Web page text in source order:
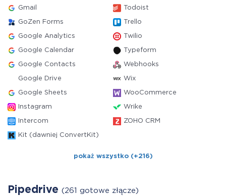
Gmail Todoist
GoZen Forms Trello
Google Analytics Twilio
Google Calendar Typeform
Google Contacts Webhooks
Google Drive Wix
Google Sheets WooCommerce
Instagram Wrike
Intercom ZOHO CRM
Kit (dawniej ConvertKit)
pokaż wszystko (+216)
Pipedrive (261 gotowe złącze)